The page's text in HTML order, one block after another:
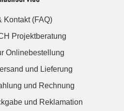
Kontakt (FAQ)
Projektberatung
Onlinebestellung
und Lieferung
und Rechnung
und Reklamation